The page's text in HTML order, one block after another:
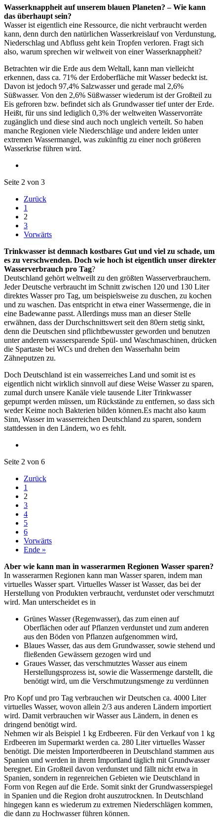
Wasserknappheit auf unserem blauen Planeten? – Wie kann
das überhaupt sein?
Wasser ist eigentlich eine Ressource, die nicht verbraucht werden
kann, denn durch den natürlichen Wasserkreislauf von Verdunstung,
Niederschlag und Abfluss geht kein Tropfen verloren. Fragt sich
also, warum sprechen wir weltweit von einer Wasserknappheit?
Betrachten wir die Erde aus dem Weltall, kann man vielleicht
erkennen, dass ca. 71% der Erdoberfläche mit Wasser bedeckt ist.
Davon ist jedoch 97,4% Salzwasser und gerade mal 2,6%
Süßwasser. Von den 2,6% Süßwasser wiederum ist der Großteil zu
Eis gefroren bzw. befindet sich als Grundwasser tief unter der Erde.
Heißt, für uns sind lediglich 0,3% der weltweiten Wasservorräte
zugänglich und diese sind auch noch ungleich verteilt. So haben
manche Regionen viele Niederschläge und andere leiden unter
extremen Wassermangel, was zukünftig zu einer noch größeren
Wasserkrise führen wird.
Seite 2 von 3
Zurück
1
2
3
Vorwärts
Trinkwasser ist demnach kostbares Gut und viel zu schade, um
es zu verschwenden. Doch wie hoch ist eigentlich unser direkter
Wasserverbrauch pro Tag?
Deutschland gehört weltweilt zu den größten Wasserverbrauchern.
Jeder Deutsche verbraucht im Schnitt zwischen 120 und 130 Liter
direktes Wasser pro Tag, um beispielsweise zu duschen, zu kochen
und zu waschen. Das entspricht in etwa einer Wassermenge, die in
eine Badewanne passt. Allerdings muss man an dieser Stelle
erwähnen, dass der Durchschnittswert seit den 80ern stetig sinkt,
denn die Deutschen sind pflichtbewusster geworden und benutzen
unter anderem wassersparende Spül- und Waschmaschinen, drücken
die Spartaste bei WCs und drehen den Wasserhahn beim
Zähneputzen zu.
Doch Deutschland ist ein wasserreiches Land und somit ist es
eigentlich nicht wirklich sinnvoll auf diese Weise Wasser zu sparen,
zumal durch unsere Kanäle viele tausende Liter Trinkwasser
gepumpt werden müssen, um Rückstände zu entfernen, so dass sich
weder Keime noch Bakterien bilden können.Es macht also kaum
Sinn, Wasser im wasserreichen Deutschland zu sparen, sondern
stattdessen in den Ländern, wo es fehlt.
Seite 2 von 6
Zurück
1
2
3
4
5
6
Vorwärts
Ende »
Aber wie kann man in wasserarmen Regionen Wasser sparen?
In wasserarmen Regionen kann man Wasser sparen, indem man
virtuelles Wasser spart. Virtuelles Wasser ist Wasser, das bei der
Herstellung von Produkten verbraucht, verdunstet oder verschmutzt
wird. Man unterscheidet es in
Grünes Wasser (Regenwasser), das zum einen auf
Oberflächen oder auf Pflanzen verdunstet und zum anderen
aus den Böden von Pflanzen aufgenommen wird,
Blaues Wasser, das aus dem Grundwasser, sowie stehend und
fließenden Gewässern gezogen wird und
Graues Wasser, das verschmutztes Wasser aus einem
Herstellungsprozess ist, sowie die Wassermenge darstellt, die
benötigt wird, um die Verschmutzungsmenge zu verdünnen
Pro Kopf und pro Tag verbrauchen wir Deutschen ca. 4000 Liter
virtuelles Wasser, wovon allein 2/3 aus anderen Ländern importiert
wird. Damit verbrauchen wir Wasser aus Ländern, in denen es
dringend benötigt wird.
Nehmen wir als Beispiel 1 kg Erdbeeren. Für den Verkauf von 1 kg
Erdbeeren im Supermarkt werden ca. 280 Liter virtuelles Wasser
benötigt. Die meisten Importerdbeeren in Deutschland stammen aus
Spanien und werden in ihrem Importland täglich mit Grundwasser
beregnet. Ein Großteil davon verdunstet und fällt nicht etwa in
Spanien, sondern in regenreichen Gebieten wie Deutschland in
Form von Regen auf die Erde. Somit sinkt der Grundwasserspiegel
in Spanien und die Region droht auszutrocknen. In Deutschland
hingegen kann es wiederum zu extremen Niederschlägen kommen,
die dann zu Hochwasser führen können.